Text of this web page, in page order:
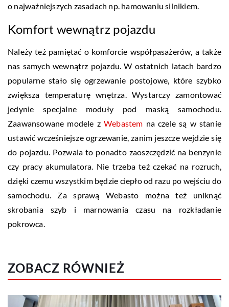
o najważniejszych zasadach np. hamowaniu silnikiem.
Komfort wewnątrz pojazdu
Należy też pamiętać o komforcie współpasażerów, a także
nas samych wewnątrz pojazdu. W ostatnich latach bardzo
popularne stało się ogrzewanie postojowe, które szybko
zwiększa temperaturę wnętrza. Wystarczy zamontować
jedynie specjalne moduły pod maską samochodu.
Zaawansowane modele z Webastem na czele są w stanie
ustawić wcześniejsze ogrzewanie, zanim jeszcze wejdzie się
do pojazdu. Pozwala to ponadto zaoszczędzić na benzynie
czy pracy akumulatora. Nie trzeba też czekać na rozruch,
dzięki czemu wszystkim będzie ciepło od razu po wejściu do
samochodu. Za sprawą Webasto można też uniknąć
skrobania szyb i marnowania czasu na rozkładanie
pokrowca.
ZOBACZ RÓWNIEŻ